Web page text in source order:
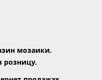
мозаики.
розницу.